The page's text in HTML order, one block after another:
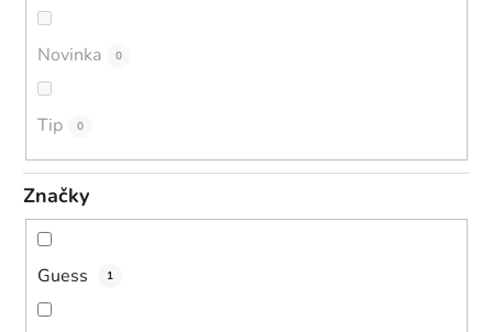
Novinka 0
Tip 0
Značky
Guess 1